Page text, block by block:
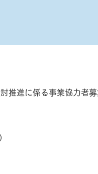
推進に係る事業協力者